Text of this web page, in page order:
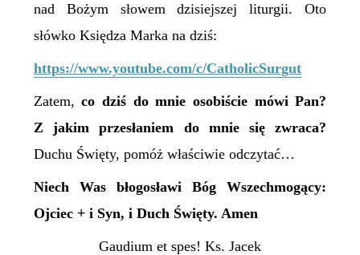
nad Bożym słowem dzisiejszej liturgii. Oto
słówko Księdza Marka na dziś:
https://www.youtube.com/c/CatholicSurgut
Zatem,co dziś do mnie osobiście mówi Pan?
Z jakim przesłaniem do mnie się zwraca?
Duchu Święty, pomóż właściwie odczytać…
Niech Was błogosławi Bóg Wszechmogący:
Ojciec + i Syn, i Duch Święty. Amen
Gaudium et spes! Ks. Jacek